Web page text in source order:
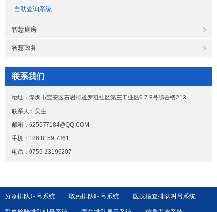
自助查询系统
智慧病房
智慧政务
联系我们
地址：深圳市宝安区石岩街道罗租社区第三工业区6.7.8号综合楼213
联系人：吴生
邮箱：625677184@QQ.COM
手机：186 8159 7361
电话：0755-23196207
分诊排队叫号系统 取药排队叫号系统 医技检查排队叫号系统